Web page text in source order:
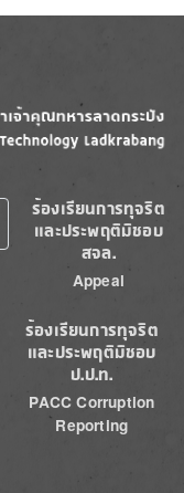
ร้องเรียนการทุจริต
และประพฤติมิชอบ
สจล.
Appeal
ร้องเรียนการทุจริต
และประพฤติมิชอบ
ป.ป.ท.
PACC Corruption
Reporting